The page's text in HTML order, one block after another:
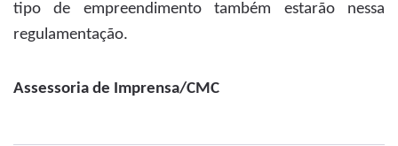
tipo de empreendimento também estarão nessa
regulamentação.
Assessoria de Imprensa/CMC